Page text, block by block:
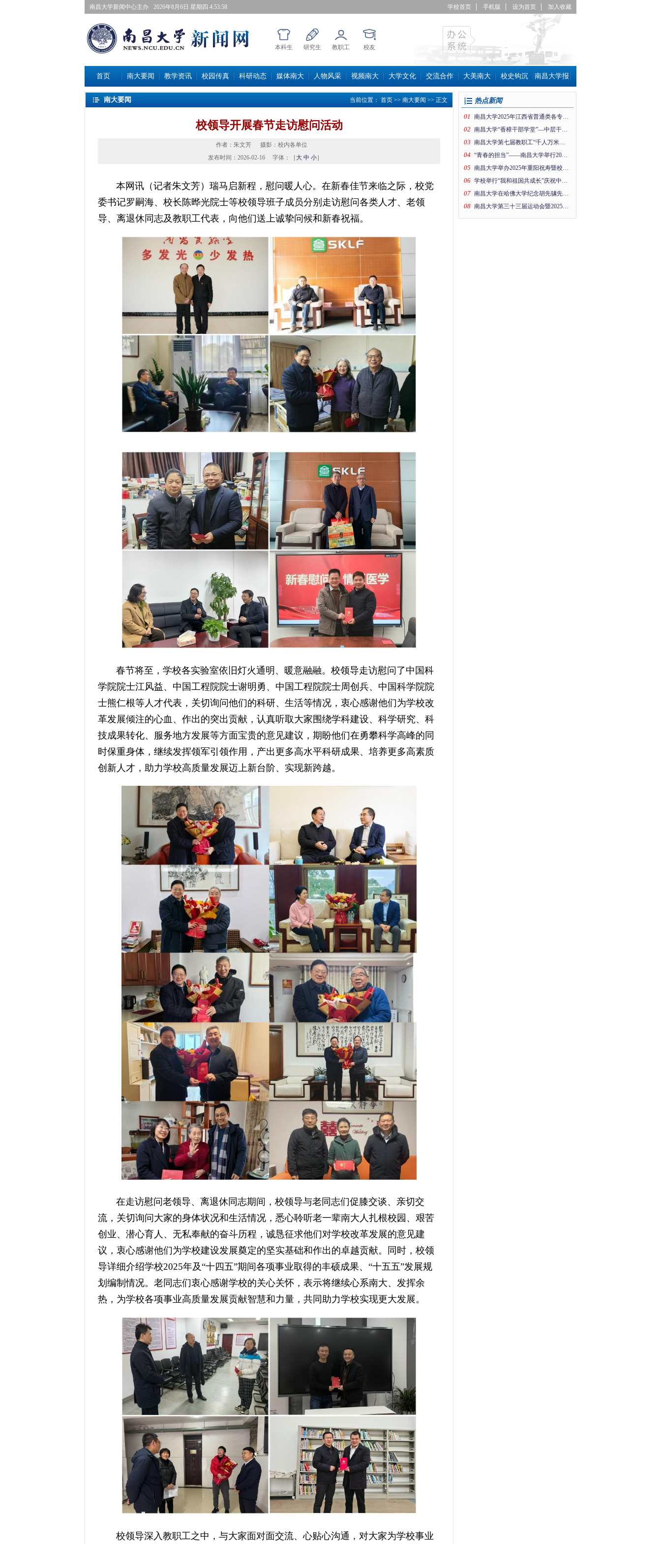
南昌大学新闻中心主办 2026年8月6日星期四 4:53:59 学校首页 手机版 设为首页 加入收藏
本科生 研究生 教职工 校友
首页 南大要闻 教学资讯 校园传真 科研动态 媒体南大 人物风采 视频南大 大学文化 交流合作 大美南大 校史钩沉 南昌大学报
南大要闻 当前位置： 首页 >> 南大要闻 >>正文
校领导开展春节走访慰问活动
作者： 朱文芳 摄影： 校内各单位
发布时间： 2026-02-16 字体：［ 大 中 小］
本网讯（记者朱文芳）瑞马启新程，慰问暖人心。在新春佳节来临之际，校党
委书记罗嗣海、校长陈晔光院士等校领导班子成员分别走访慰问各类人才、老领
导、离退休同志及教职工代表，向他们送上诚挚问候和新春祝福。
春节将至，学校各实验室依旧灯火通明、暖意融融。校领导走访慰问了中国科
学院院士江风益、中国工程院院士谢明勇、中国工程院院士周创兵、中国科学院院
士熊仁根等人才代表，关切询问他们的科研、生活等情况，衷心感谢他们为学校改
革发展倾注的心血、作出的突出贡献，认真听取大家围绕学科建设、科学研究、科
技成果转化、服务地方发展等方面宝贵的意见建议，期盼他们在勇攀科学高峰的同
时保重身体，继续发挥领军引领作用，产出更多高水平科研成果、培养更多高素质
创新人才，助力学校高质量发展迈上新台阶、实现新跨越。
在走访慰问老领导、离退休同志期间，校领导与老同志们促膝交谈、亲切交
流，关切询问大家的身体状况和生活情况，悉心聆听老一辈南大人扎根校园、艰苦
创业、潜心育人、无私奉献的奋斗历程，诚恳征求他们对学校改革发展的意见建
议，衷心感谢他们为学校建设发展奠定的坚实基础和作出的卓越贡献。同时，校领
导详细介绍学校2025年及“十四五”期间各项事业取得的丰硕成果、“十五五”发展规
划编制情况。老同志们衷心感谢学校的关心关怀，表示将继续心系南大、发挥余
热，为学校各项事业高质量发展贡献智慧和力量，共同助力学校实现更大发展。
校领导深入教职工之中，与大家面对面交流、心贴心沟通，对大家为学校事业
热点新闻
01 南昌大学2025年江西省普通类各专业组投档线公布！
02 南昌大学“香樟干部学堂”—中层干部趣味运动会
03 南昌大学第七届教职工“千人万米健身行”暨工会思政引领项目成果展活动在前湖校区举行
04 “青春的担当”——南昌大学举行2026年新年晚会
05 南昌大学举办2025年重阳祝寿暨校情通报会
06 学校举行“我和祖国共成长”庆祝中华人民共和国成立76周年升国旗仪式
07 南昌大学在哈佛大学纪念胡先骕先生活动上的纪念片
08 南昌大学第三十三届运动会暨2025年体育文化节开幕！